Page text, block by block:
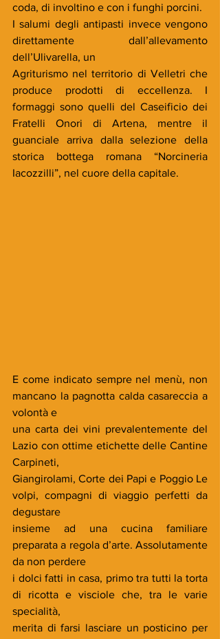
coda, di involtino e con i funghi porcini.
I salumi degli antipasti invece vengono
direttamente dall’allevamento
dell’Ulivarella, un
Agriturismo nel territorio di Velletri che
produce prodotti di eccellenza. I
formaggi sono quelli del Caseificio dei
Fratelli Onori di Artena, mentre il
guanciale arriva dalla selezione della
storica bottega romana “Norcineria
Iacozzilli”, nel cuore della capitale.
E come indicato sempre nel menù, non
mancano la pagnotta calda casareccia a
volontà e
una carta dei vini prevalentemente del
Lazio con ottime etichette delle Cantine
Carpineti,
Giangirolami, Corte dei Papi e Poggio Le
volpi, compagni di viaggio perfetti da
degustare
insieme ad una cucina familiare
preparata a regola d’arte. Assolutamente
da non perdere
i dolci fatti in casa, primo tra tutti la torta
di ricotta e visciole che, tra le varie
specialità,
merita di farsi lasciare un posticino per